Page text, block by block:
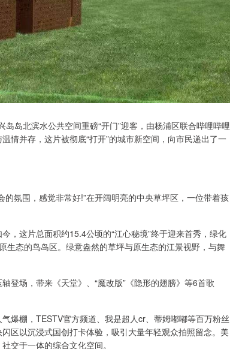
岛北滨水公共空间重磅“开门”迎客，由杨浦区联合哔哩哔哩
情并存，这片被彻底“打开”的城市新空间，向市民递出了一
氛围，感觉非常好!”在开阔明亮的中央草坪区，一位带着孩
，这片总面积约15.4公顷的“江心秘境”终于迎来首秀，绿化
态的鸟岛区。绿意盎然的草坪与原生态的江景视野，与舞
登场，带来《天堂》、“魔改版”《隐形的翅膀》等6首歌
爆棚，TESTV官方频道、我是超人cr、蒂姆嘟嘟等百万粉丝
区以沉浸式国创打卡体验，吸引大量年轻观众拍照留念。美
交于一体的综合文化空间。